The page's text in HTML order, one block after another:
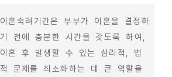
이혼숙려기간은 부부가 이혼을 결정하
기 전에 충분한 시간을 갖도록 하여,
이혼 후 발생할 수 있는 심리적, 법
적 문제를 최소화하는 데 큰 역할을